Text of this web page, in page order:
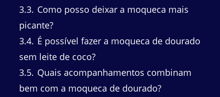
3.3 Como posso deixar a moqueca mais
picante?
3.4 É possível fazer a moqueca de dourado
sem leite de coco?
3.5 Quais acompanhamentos combinam
bem com a moqueca de dourado?